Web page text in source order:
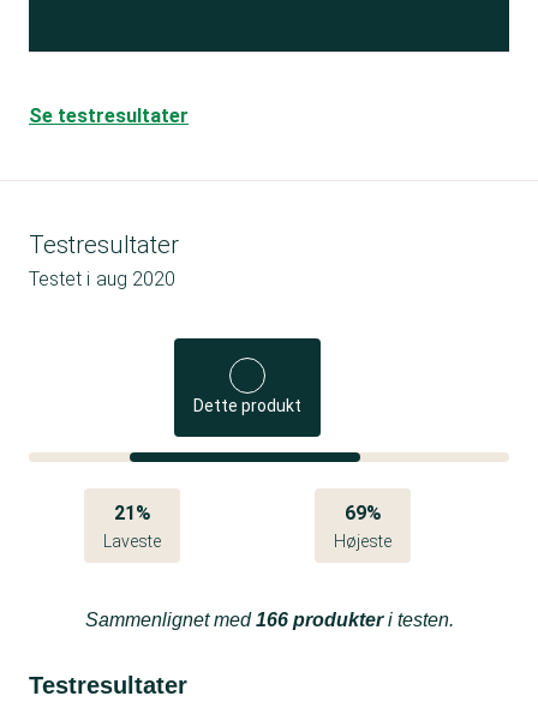
Se testresultater
Testresultater
Testet i aug 2020
Dette produkt
21%
Laveste
69%
Højeste
Sammenlignet med166 produkteri testen.
Testresultater